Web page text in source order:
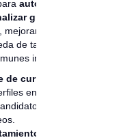
automatizar
grandes
, mejorando la
de talento.
incluyen:
de currículums:
en segundos
más